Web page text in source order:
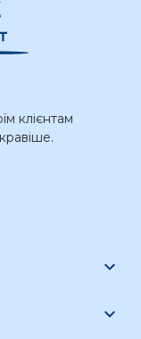
клієнтам

